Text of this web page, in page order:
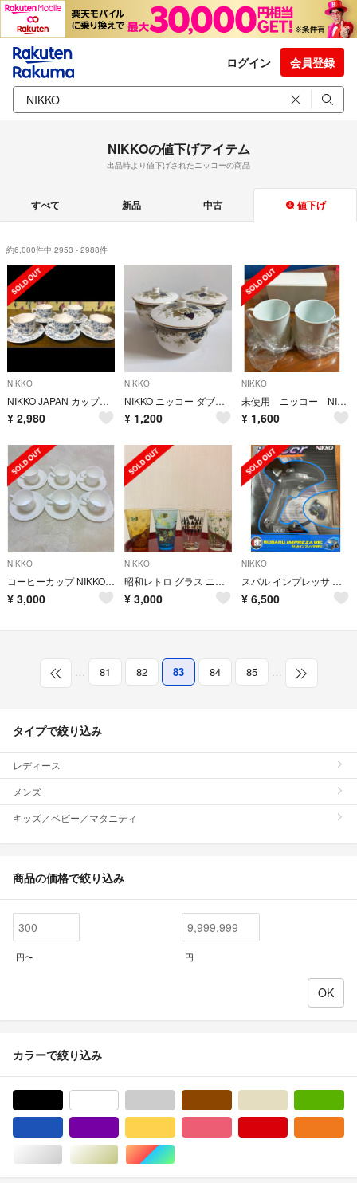
ログイン 会員登録
NIKKOの値下げアイテム
出品時より値下げされたニッコーの商品
すべて 新品 中古 値下げ
約6,000件中 2953 - 2988件
NIKKO
NIKKO JAPAN カップ&ソーサー 消毒済
¥ 2,980
NIKKO
NIKKO ニッコー ダブルフェニックス 湯呑 3客
¥ 1,200
NIKKO
未使用 ニッコー NIKKO マグカップ 2個セット
¥ 1,600
NIKKO
コーヒーカップ NIKKO FINE BONE CHINA ソーサーセット
¥ 3,000
NIKKO
昭和レトロ グラス ニッコー
¥ 3,000
NIKKO
スバル インプレッサ WRC ラジコン ニッコー iRacer
¥ 6,500
… 81 82 83 84 85 …
タイプで絞り込み
レディース
メンズ
キッズ／ベビー／マタニティ
商品の価格で絞り込み
円〜 円
カラーで絞り込み
シルバー/銀色系ゴールド/金色系マルチカラー